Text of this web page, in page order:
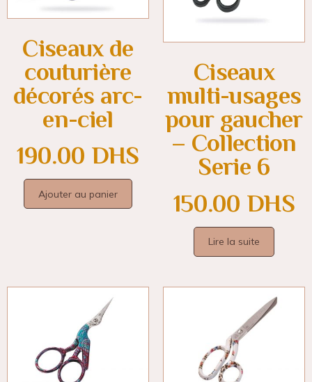
Ciseaux de
couturière
décorés arc-
en-ciel
190.00 DHS
Ajouter au panier
Ciseaux
multi-usages
pour gaucher
– Collection
Serie 6
150.00 DHS
Lire la suite